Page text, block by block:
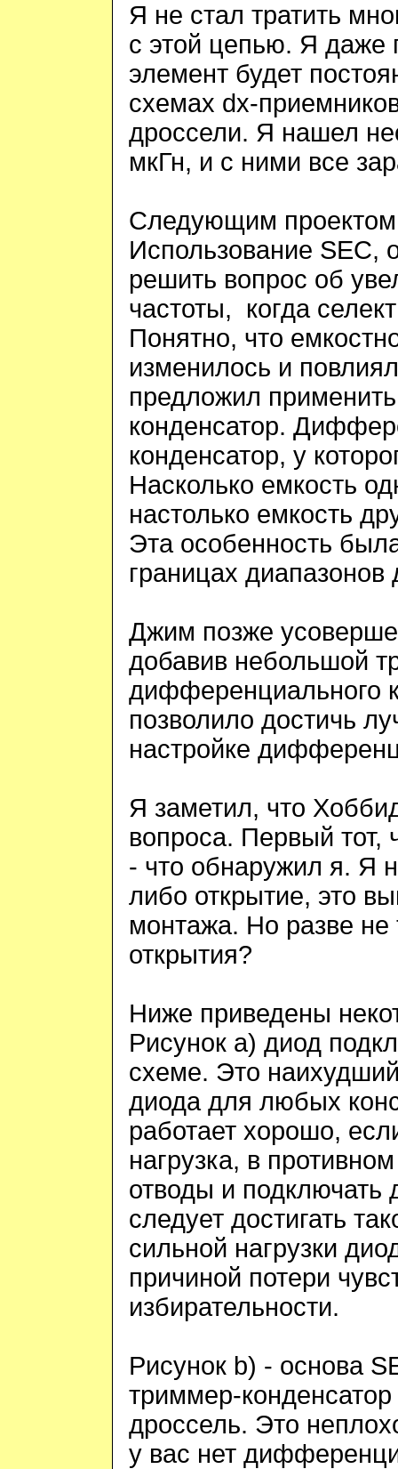
Я не стал тратить
с этой цепью. Я даже
элемент будет
схемах dx-
дроссели. Я нашел
мкГн, и с ними все
Следующим
Использование SEC,
решить вопрос об
частоты, когда
Понятно, что
изменилось и
предложил
конденсатор.
конденсатор, у
Насколько емкость
настолько емкость
Эта особенность
границах диапазонов
Джим позже
добавив небольшой
дифференциального
позволило достичь
настройке
Я заметил, что
вопроса. Первый тот,
- что обнаружил я. Я
либо открытие, это
монтажа. Но разве не
открытия?
Ниже приведены
Рисунок a) диод
схеме. Это
диода для любых
работает хорошо,
нагрузка, в
отводы и подключать
следует достигать
сильной нагрузки
причиной потери
избирательности.
Рисунок b) - основа
триммер-
дроссель. Это
у вас нет